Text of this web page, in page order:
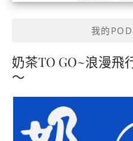
我的
奶茶TO GO~浪漫飛
～